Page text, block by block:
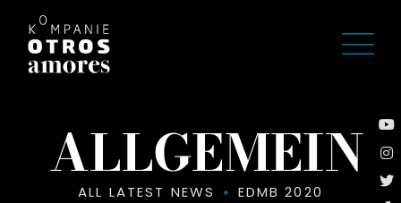
ALLGEMEIN
ALL LATEST NEWS EDMB 2020